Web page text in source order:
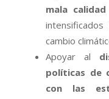
mala calidad
cambio
Apoyar al
políticas de
con las